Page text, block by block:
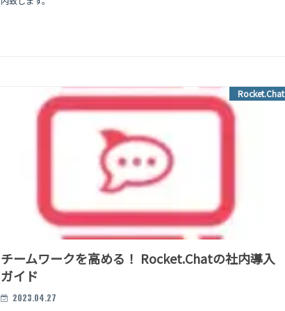
Rocket.Chat
チームワークを高める！ Rocket.Chatの社内導入
ガイド
2023.04.27